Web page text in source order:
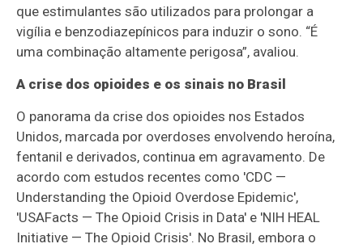
que estimulantes são utilizados para prolongar a
vigília e benzodiazepínicos para induzir o sono. “É
uma combinação altamente perigosa”, avaliou.
A crise dos opioides e os sinais no Brasil
O panorama da crise dos opioides nos Estados
Unidos, marcada por overdoses envolvendo heroína,
fentanil e derivados, continua em agravamento. De
acordo com estudos recentes como 'CDC —
Understanding the Opioid Overdose Epidemic',
'USAFacts — The Opioid Crisis in Data' e 'NIH HEAL
Initiative — The Opioid Crisis'. No Brasil, embora o